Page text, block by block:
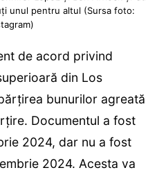
unul pentru altul (Sursa foto:
de acord privind
din Los
bunurilor agreată
Documentul a fost
2024, dar nu a fost
2024. Acesta va